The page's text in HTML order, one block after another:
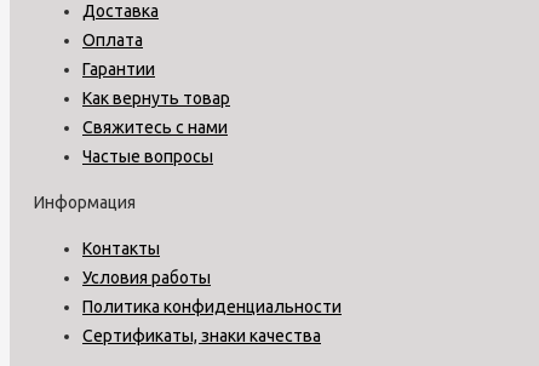
Доставка
Оплата
Гарантии
Как вернуть товар
Свяжитесь с нами
Частые вопросы
Информация
Контакты
Условия работы
Политика конфиденциальности
Сертификаты, знаки качества